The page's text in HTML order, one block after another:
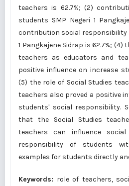
teachers is 62.7%; (2)
students SMP Negeri 1
contribution social responsibility
1 Pangkajene Sidrap is 62.7%; (4)
teachers as educators and
positive influence on increase
(5) the role of Social Studies
teachers also proved a positive
students' social responsibility.
that the Social Studies
teachers can influence
responsibility of students
examples for students directly
Keywords: role of teachers,